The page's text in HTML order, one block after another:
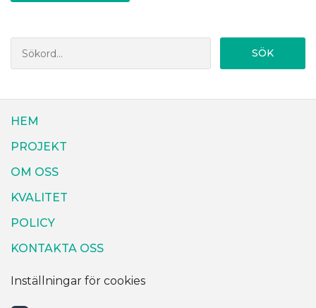
SÖK
HEM
PROJEKT
OM OSS
KVALITET
POLICY
KONTAKTA OSS
Inställningar för cookies